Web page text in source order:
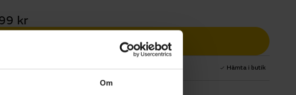
Om
kr
Lägg i varukorg
öppet köp 1 års fri service Hämta i butik